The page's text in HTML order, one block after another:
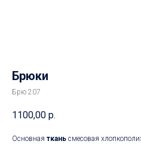
Брюки
Брю 207
1100,00 р.
Основная ткань смесовая